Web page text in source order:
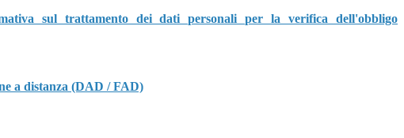
sul trattamento dei dati personali per la verifica dell'obbligo
a distanza (DAD / FAD)